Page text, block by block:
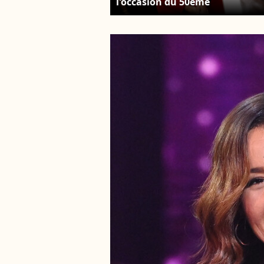
anniversaire de la disparition
été célébré à l'église grecque
orthodoxe Saint Stéphane à
Paris le 1er octobre 2022. ©
Dominique Jacovides/Bestimage